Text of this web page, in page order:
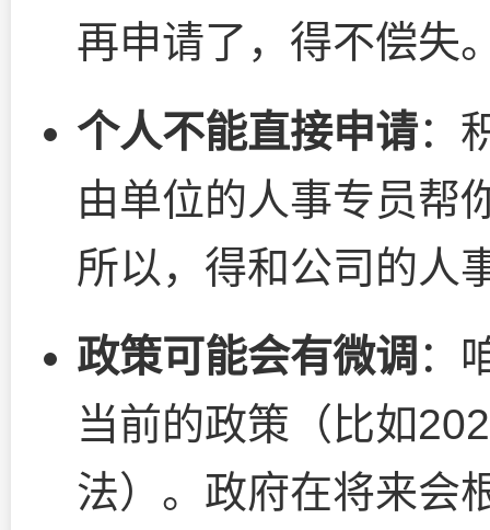
再申请了，得不偿失
个人不能直接申请：
由单位的人事专员帮
所以，得和公司的人
政策可能会有微调 ：
当前的政策（比如
法）。政府在将来会